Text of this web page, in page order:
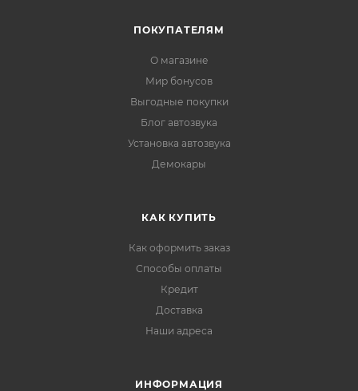
ПОКУПАТЕЛЯМ
О магазине
Мир бонусов
Выгодные покупки
Блог автозвука
Установка автозвука
Демокары
КАК КУПИТЬ
Как оформить заказ
Способы оплаты
Кредит
Доставка
Наши адреса
ИНФОРМАЦИЯ